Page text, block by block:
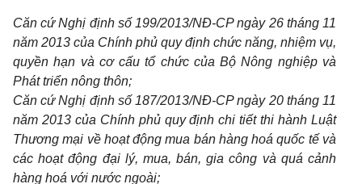
Căn cứ Nghị định số 199/2013/NĐ-CP ngày 26 tháng 11
năm 2013 của Chính phủ quy định chức năng, nhiệm vụ,
quyền hạn và cơ cấu tổ chức của Bộ Nông nghiệp và
Phát triển nông thôn;
Căn cứ Nghị định số 187/2013/NĐ-CP ngày 20 tháng 11
năm 2013 của Chính phủ quy định chi tiết thi hành Luật
Thương mại về hoạt động mua bán hàng hoá quốc tế và
các hoạt động đại lý, mua, bán, gia công và quá cảnh
hàng hoá với nước ngoài;